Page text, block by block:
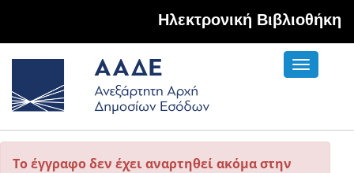
Hλεκτρονική Βιβλιοθήκη
Toggle
Το έγγραφο δεν έχει αναρτηθεί ακόμα στην